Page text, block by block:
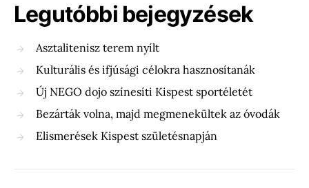
Legutóbbi bejegyzések
Asztalitenisz terem nyílt
Kulturális és ifjúsági célokra hasznosítanák
Új NEGO dojo színesíti Kispest sportéletét
Bezárták volna, majd megmenekültek az óvodák
Elismerések Kispest születésnapján